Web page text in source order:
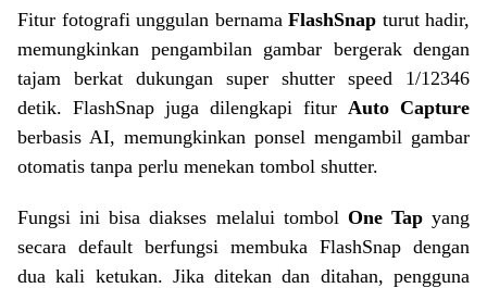
Fitur fotografi unggulan bernama FlashSnap turut hadir,
memungkinkan pengambilan gambar bergerak dengan
tajam berkat dukungan super shutter speed 1/12346
detik. FlashSnap juga dilengkapi fitur Auto Capture
berbasis AI, memungkinkan ponsel mengambil gambar
otomatis tanpa perlu menekan tombol shutter.
Fungsi ini bisa diakses melalui tombol One Tapyang
secara default berfungsi membuka FlashSnap dengan
dua kali ketukan. Jika ditekan dan ditahan, pengguna